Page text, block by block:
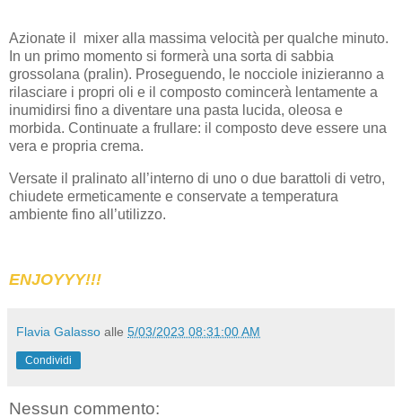
Azionate il mixer alla massima velocità per qualche minuto.
In un primo momento si formerà una sorta di sabbia
grossolana (pralin). Proseguendo, le nocciole inizieranno a
rilasciare i propri oli e il composto comincerà lentamente a
inumidirsi fino a diventare una pasta lucida, oleosa e
morbida. Continuate a frullare: il composto deve essere una
vera e propria crema.
Versate il pralinato all’interno di uno o due barattoli di vetro,
chiudete ermeticamente e conservate a temperatura
ambiente fino all’utilizzo.
ENJOYYY!!!
Flavia Galasso alle 5/03/2023 08:31:00 AM
Condividi
Nessun commento: